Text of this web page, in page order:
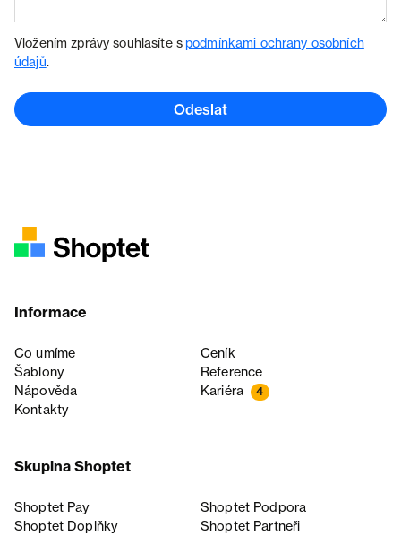
Vložením zprávy souhlasíte spodmínkami ochrany osobních
údajů.
Odeslat
Informace
Co umíme
Ceník
Šablony
Reference
Nápověda
Kariéra 4
Kontakty
Skupina Shoptet
Shoptet Pay
Shoptet Podpora
Shoptet Doplňky
Shoptet Partneři